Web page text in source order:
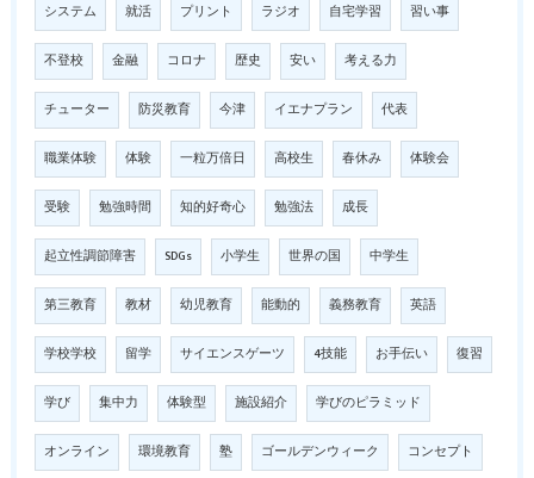
システム 就活 プリント ラジオ 自宅学習 習い事
不登校 金融 コロナ 歴史 安い 考える力
チューター 防災教育 今津 イエナプラン 代表
職業体験 体験 一粒万倍日 高校生 春休み 体験会
受験 勉強時間 知的好奇心 勉強法 成長
起立性調節障害 SDGs 小学生 世界の国 中学生
第三教育 教材 幼児教育 能動的 義務教育 英語
学校学校 留学 サイエンスゲーツ 4技能 お手伝い 復習
学び 集中力 体験型 施設紹介 学びのピラミッド
オンライン 環境教育 塾 ゴールデンウィーク コンセプト